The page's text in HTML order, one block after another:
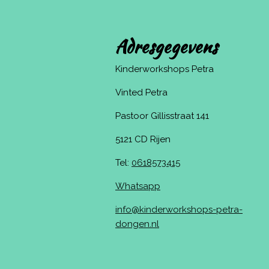
Adresgegevens
Kinderworkshops Petra
Vinted Petra
Pastoor Gillisstraat 141
5121 CD Rijen
Tel: 0618573415
Whatsapp
info@kinderworkshops-petra-
dongen.nl